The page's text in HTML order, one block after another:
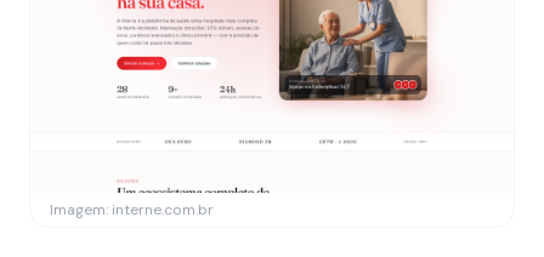
Imagem: interne.com.br